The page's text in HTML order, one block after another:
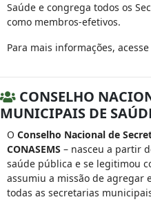
Saúde e congrega todos os
como membros-efetivos.
Para mais informações,
CONSELHO
MUNICIPAIS DE
O Conselho Nacional de
CONASEMS – nasceu a partir
saúde pública e se legitimou
assumiu a missão de agregar
todas as secretarias